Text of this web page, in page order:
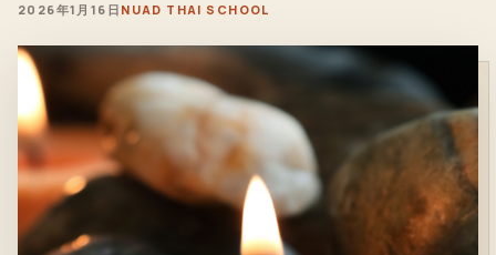
2026年1月16日 NUAD THAI SCHOOL